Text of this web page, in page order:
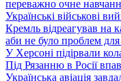
переважно очне
Українські військові
Кремль відреагував на
аби не було проблем
У Херсоні підірвали
Під Рязанню в Росії
Українська авіація